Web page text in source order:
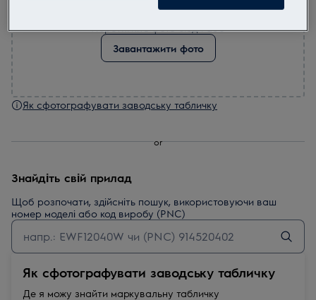
Перетягніть фото сюди або
Завантажити фото
Як сфотографувати заводську табличку
or
Знайдіть свій прилад
Щоб розпочати, здійсніть пошук, використовуючи ваш
номер моделі або код виробу (PNC)
Як сфотографувати заводську табличку
Де я можу знайти маркувальну табличку